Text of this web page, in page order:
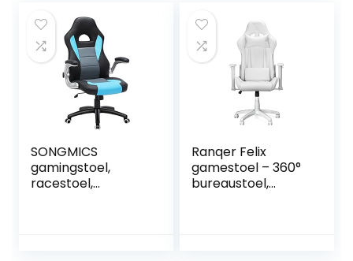
gamingstoel voor
livestreaming
Xbox, 150 kg
belastbaarheid
(blauw)
SONGMICS
gamingstoel,
racestoel,
Ranqer Felix
gamestoel – 360°
bureaustoel,